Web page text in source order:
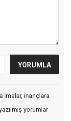
imalar, inançlara
yorumlar